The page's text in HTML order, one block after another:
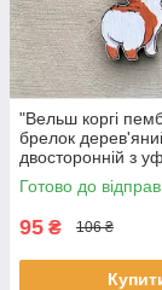
"Вельш коргі
брелок
двосторонній з
Готово до
95 ₴ 106 ₴